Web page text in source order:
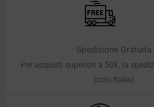
Spedizione Gratuita
Per acquisti superiori a 50€, la
(solo Italia)